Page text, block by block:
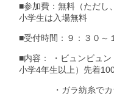
■参加費：無料（ただし
小学生は入場無料
■受付時間：９：３０～
■内容： ・ビュンビュ
小学4年生以上）先着
・ガラ紡糸でカラ